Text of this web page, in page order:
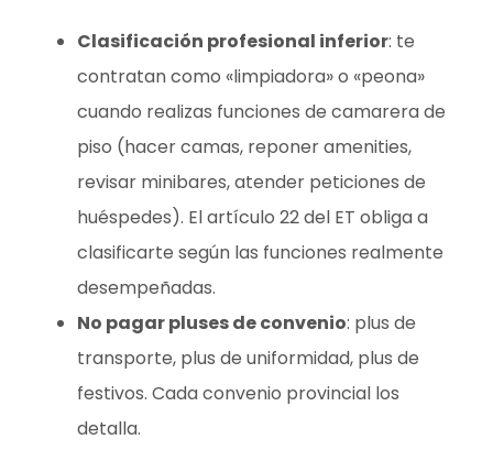
Clasificación profesional inferior: te
contratan como «limpiadora» o «peona»
cuando realizas funciones de camarera de
piso (hacer camas, reponer amenities,
revisar minibares, atender peticiones de
huéspedes). El artículo 22 del ET obliga a
clasificarte según las funciones realmente
desempeñadas.
No pagar pluses de convenio: plus de
transporte, plus de uniformidad, plus de
festivos. Cada convenio provincial los
detalla.